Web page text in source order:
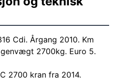
Cdi. Årgang 2010. Km
2700kg. Euro 5.
2700 kran fra 2014.